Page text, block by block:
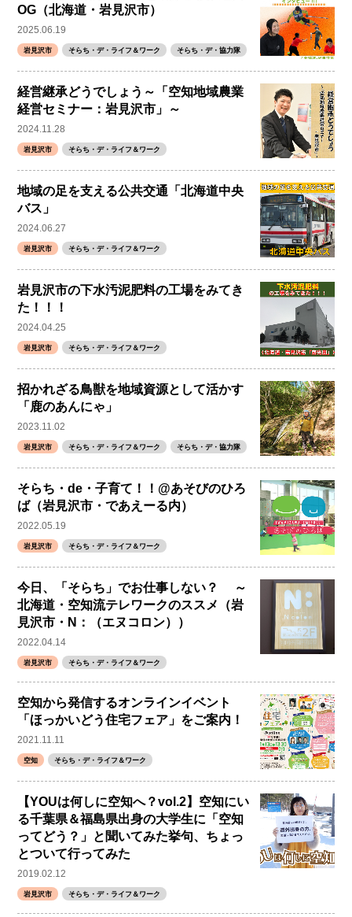
OG（北海道・岩見沢市）
2025.06.19
岩見沢市 そらち・デ・ライフ＆ワーク そらち・デ・協力隊
経営継承どうでしょう～「空知地域農業
経営セミナー：岩見沢市」～
2024.11.28
岩見沢市 そらち・デ・ライフ＆ワーク
地域の足を支える公共交通「北海道中央
バス」
2024.06.27
岩見沢市 そらち・デ・ライフ＆ワーク
岩見沢市の下水汚泥肥料の工場をみてき
た！！！
2024.04.25
岩見沢市 そらち・デ・ライフ＆ワーク
招かれざる鳥獣を地域資源として活かす
「鹿のあんにゃ」
2023.11.02
岩見沢市 そらち・デ・ライフ＆ワーク そらち・デ・協力隊
そらち・de・子育て！！@あそびのひろ
ば（岩見沢市・であえーる内）
2022.05.19
岩見沢市 そらち・デ・ライフ＆ワーク
今日、「そらち」でお仕事しない？ ～
北海道・空知流テレワークのススメ（岩
見沢市・N：（エヌコロン））
2022.04.14
岩見沢市 そらち・デ・ライフ＆ワーク
空知から発信するオンラインイベント
「ほっかいどう住宅フェア」をご案内！
2021.11.11
空知 そらち・デ・ライフ＆ワーク
【YOUは何しに空知へ？vol.2】空知にい
る千葉県＆福島県出身の大学生に「空知
ってどう？」と聞いてみた挙句、ちょっ
とついて行ってみた
2019.02.12
岩見沢市 そらち・デ・ライフ＆ワーク